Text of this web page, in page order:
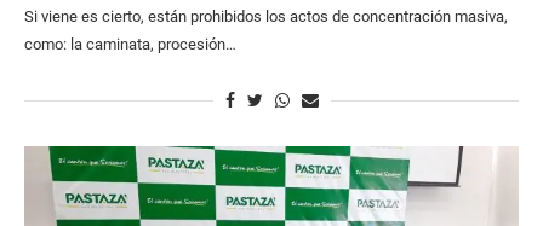
Si viene es cierto, están prohibidos los actos de concentración masiva,
como: la caminata, procesión…